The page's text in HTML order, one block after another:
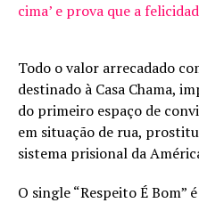
cima’ e prova que a
Todo o valor arrecadado
destinado à Casa Chama,
do primeiro espaço de
em situação de rua,
sistema prisional da
O single “Respeito É Bom”